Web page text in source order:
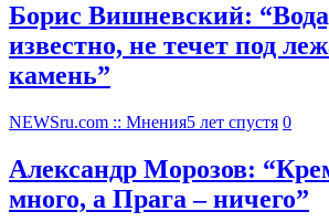
Борис Вишневский:
известно, не течет под
камень”
NEWSru.com :: Мнения5 лет спустя 0
Александр Морозов:
много, а Прага – ничего”